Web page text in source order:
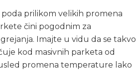
prilikom velikih promena
čini pogodnim za
Imajte u vidu da se takvo
kod masivnih parketa od
promena temperature lako